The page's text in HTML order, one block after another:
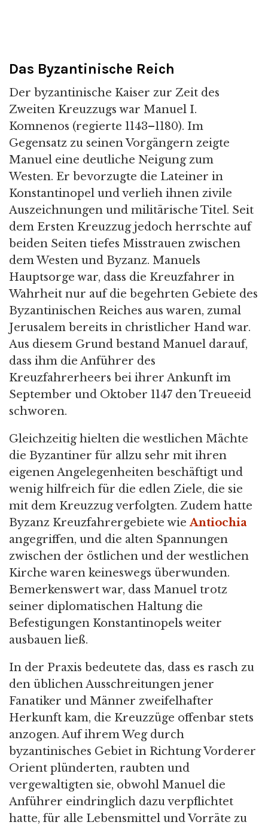
Das Byzantinische Reich
Der byzantinische Kaiser zur Zeit des
Zweiten Kreuzzugs war Manuel I.
Komnenos (regierte 1143–1180). Im
Gegensatz zu seinen Vorgängern zeigte
Manuel eine deutliche Neigung zum
Westen. Er bevorzugte die Lateiner in
Konstantinopel und verlieh ihnen zivile
Auszeichnungen und militärische Titel. Seit
dem Ersten Kreuzzug jedoch herrschte auf
beiden Seiten tiefes Misstrauen zwischen
dem Westen und Byzanz. Manuels
Hauptsorge war, dass die Kreuzfahrer in
Wahrheit nur auf die begehrten Gebiete des
Byzantinischen Reiches aus waren, zumal
Jerusalem bereits in christlicher Hand war.
Aus diesem Grund bestand Manuel darauf,
dass ihm die Anführer des
Kreuzfahrerheers bei ihrer Ankunft im
September und Oktober 1147 den Treueeid
schworen.
Gleichzeitig hielten die westlichen Mächte
die Byzantiner für allzu sehr mit ihren
eigenen Angelegenheiten beschäftigt und
wenig hilfreich für die edlen Ziele, die sie
mit dem Kreuzzug verfolgten. Zudem hatte
Byzanz Kreuzfahrergebiete wieAntiochia
angegriffen, und die alten Spannungen
zwischen der östlichen und der westlichen
Kirche waren keineswegs überwunden.
Bemerkenswert war, dass Manuel trotz
seiner diplomatischen Haltung die
Befestigungen Konstantinopels weiter
ausbauen ließ.
In der Praxis bedeutete das, dass es rasch zu
den üblichen Ausschreitungen jener
Fanatiker und Männer zweifelhafter
Herkunft kam, die Kreuzzüge offenbar stets
anzogen. Auf ihrem Weg durch
byzantinisches Gebiet in Richtung Vorderer
Orient plünderten, raubten und
vergewaltigten sie, obwohl Manuel die
Anführer eindringlich dazu verpflichtet
hatte, für alle Lebensmittel und Vorräte zu